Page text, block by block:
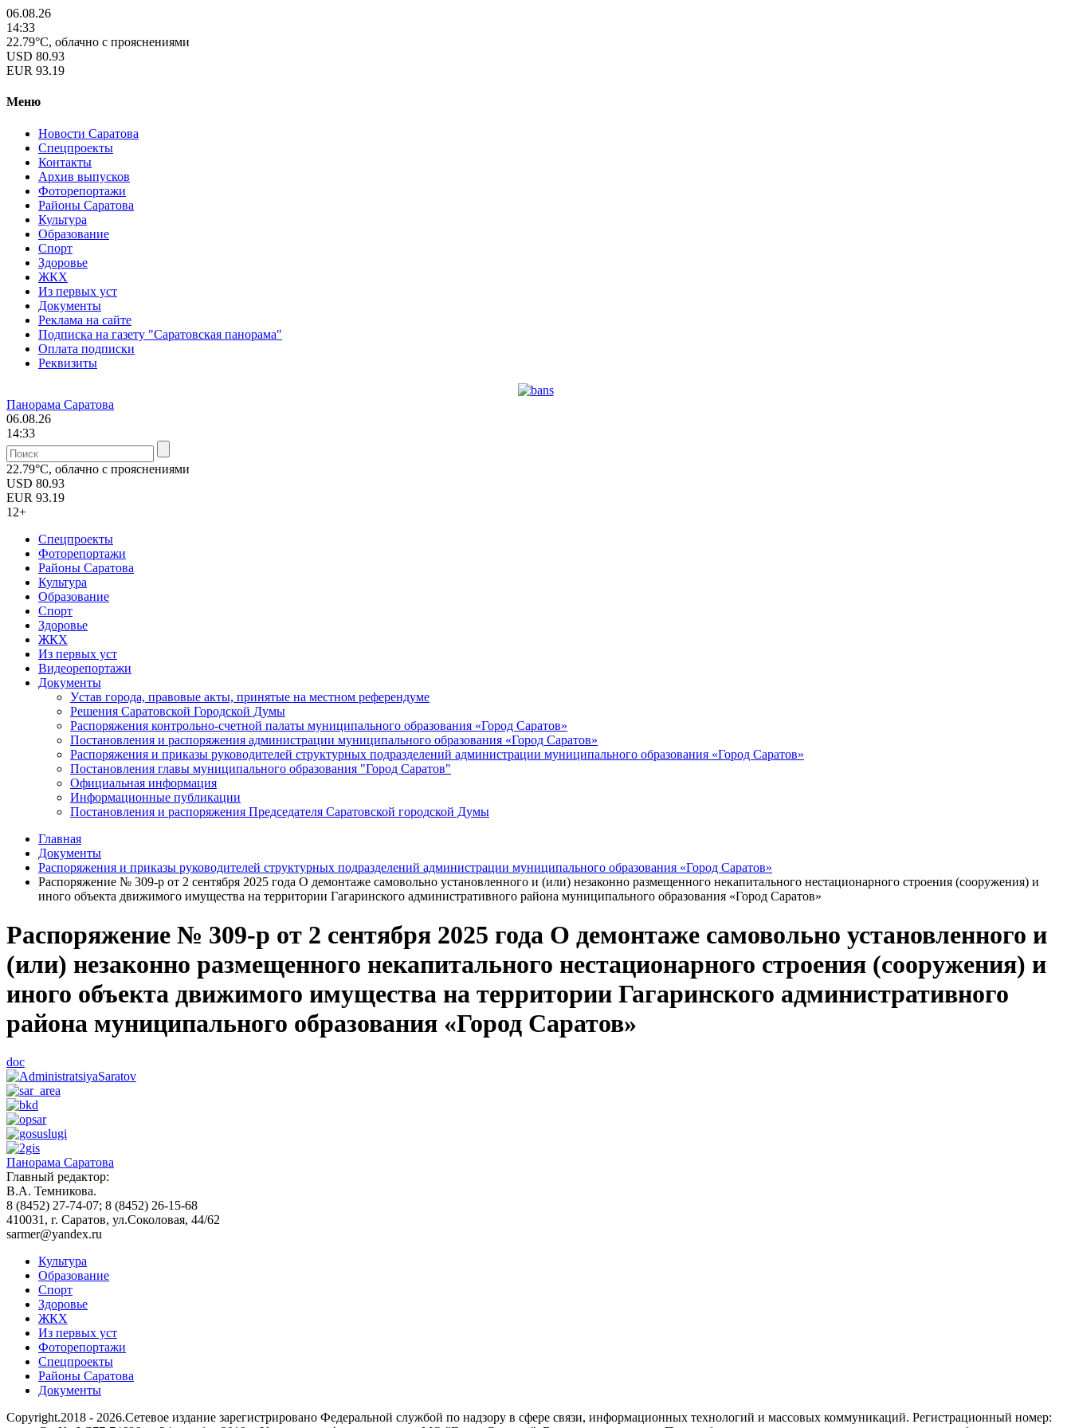
06.08.26
14:33
22.79°C, облачно с прояснениями
USD 80.93
EUR 93.19
Меню
Новости Саратова
Спецпроекты
Контакты
Архив выпусков
Фоторепортажи
Районы Саратова
Культура
Образование
Спорт
Здоровье
ЖКХ
Из пеpвых уст
Документы
Реклама на сайте
Подписка на газету "Саратовская панорама"
Оплата подписки
Реквизиты
Панорама Саратова
06.08.26
14:33
22.79°C, облачно с прояснениями
USD 80.93
EUR 93.19
12+
Спецпроекты
Фоторепортажи
Районы Саратова
Культура
Образование
Спорт
Здоровье
ЖКХ
Из пеpвых уст
Видеорепортажи
Документы
Уcтав города, правовые акты, принятые на местном референдуме
Решения Саратовской Городской Думы
Распоряжения контрольно-счетной палаты муниципального образования «Город Саратов»
Постановления и распоряжения администрации муниципального образования «Город Саратов»
Распоряжения и приказы руководителей структурных подразделений администрации муниципального образования «Город Саратов»
Постановления главы муниципального образования "Город Саратов"
Официальная информация
Информационные публикации
Постановления и распоряжения Председателя Саратовской городской Думы
Главная
Документы
Распоряжения и приказы руководителей структурных подразделений администрации муниципального образования «Город Саратов»
Распоряжение № 309-р от 2 сентября 2025 года О демонтаже самовольно установленного и (или) незаконно размещенного некапитального нестационарного строения (сооружения) и
иного объекта движимого имущества на территории Гагаринского административного района муниципального образования «Город Саратов»
Распоряжение № 309-р от 2 сентября 2025 года О демонтаже самовольно установленного и
(или) незаконно размещенного некапитального нестационарного строения (сооружения) и
иного объекта движимого имущества на территории Гагаринского административного
района муниципального образования «Город Саратов»
doc
Панорама Саратова
Главный редактор:
В.А. Темникова.
8 (8452) 27-74-07; 8 (8452) 26-15-68
410031, г. Саратов, ул.Соколовая, 44/62
sarmer@yandex.ru
Культура
Образование
Спорт
Здоровье
ЖКХ
Из пеpвых уст
Фоторепортажи
Спецпроекты
Районы Саратова
Документы
Copyright.2018 - 2026.Сетевое издание зарегистрировано Федеральной службой по надзору в сфере связи, информационных технологий и массовых коммуникаций. Регистрационный номер: